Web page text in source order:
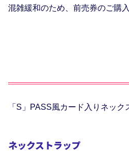
混雑緩和のため、前売券のご購
「S」PASS風カード入りネック
ネックストラップ